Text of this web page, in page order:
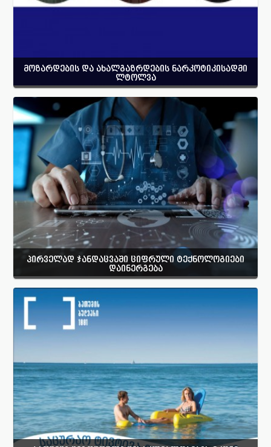
მოზარდების და ახალგაზრდების ნარკოტიკისადმი
ლტოლვა
პირველად ჯანდაცვაში ციფრული ტექნოლოგიები
დაინერგება